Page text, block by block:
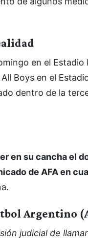
en el
Boys en el
dentro de la
en su cancha el
de AFA en
Argentino
judicial de